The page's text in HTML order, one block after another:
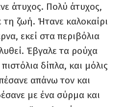
άτυχος. Πολύ άτυχος,
ζωή. Ήτανε καλοκαίρι
εκεί στα περιβόλια
Έβγαλε τα ρούχα
δίπλα, και μόλις
απάνω τον και
με ένα σύρμα και